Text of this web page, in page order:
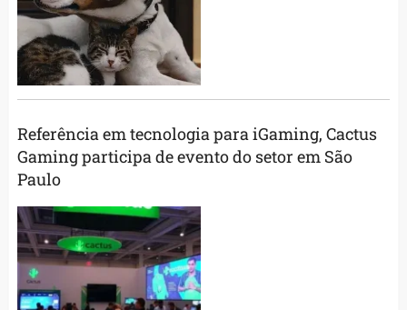
Referência em tecnologia para iGaming, Cactus
Gaming participa de evento do setor em São
Paulo